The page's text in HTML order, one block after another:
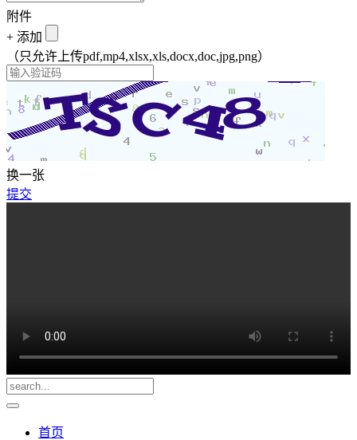
附件
+ 添加
（只允许上传pdf,mp4,xlsx,xls,docx,doc,jpg,png）
换一张
提交
首页